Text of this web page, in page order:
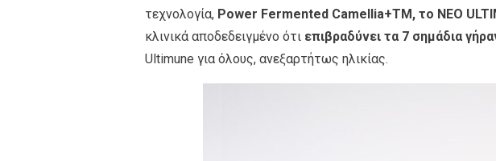
τεχνολογία, Power Fermented Camellia+TM, το NEO U
κλινικά αποδεδειγμένο ότι επιβραδύνει τα 7 σημάδια
Ultimune για όλους, ανεξαρτήτως ηλικίας.